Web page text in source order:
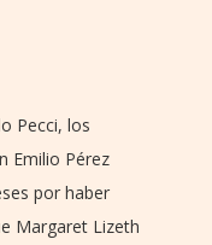
Pecci, los
Emilio Pérez
por haber
Margaret Lizeth